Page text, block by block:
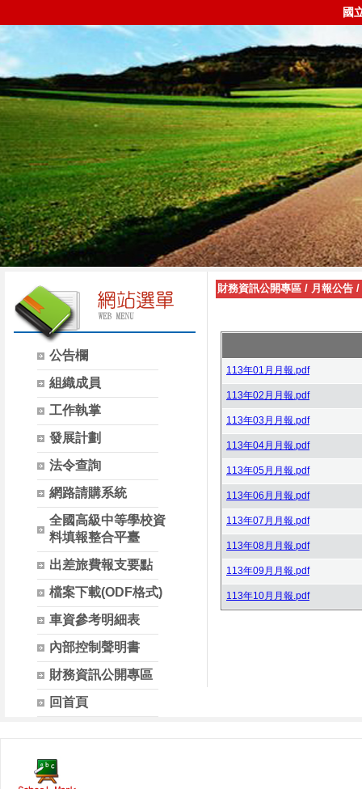
國
公告欄
組織成員
工作執掌
發展計劃
法令查詢
網路請購系統
全國高級中等學校資
料填報整合平臺
出差旅費報支要點
檔案下載(ODF格式)
車資參考明細表
內部控制聲明書
財務資訊公開專區
回首頁
財務資訊公開專區 / 月報公告 /
113年01月月報.pdf
113年02月月報.pdf
113年03月月報.pdf
113年04月月報.pdf
113年05月月報.pdf
113年06月月報.pdf
113年07月月報.pdf
113年08月月報.pdf
113年09月月報.pdf
113年10月月報.pdf